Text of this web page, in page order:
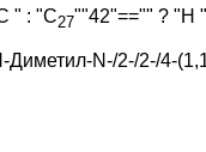
" : "C27""42"=="" ? "H
Диметил-N-/2-/2-/4-